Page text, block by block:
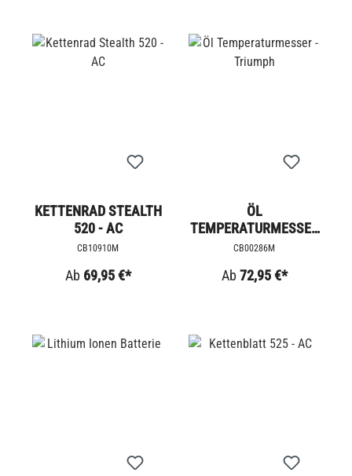
KETTENRAD STEALTH
520 - AC
CB10910M
Ab 69,95 €*
ÖL
TEMPERATURMESSER
- TRIUMPH
CB00286M
Ab 72,95 €*